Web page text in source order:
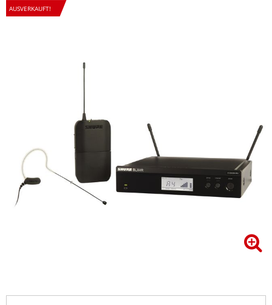
AUSVERKAUFT!